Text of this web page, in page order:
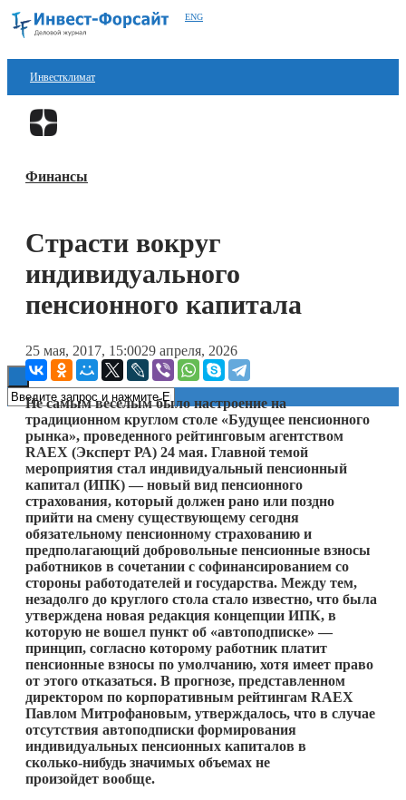
ENG
Инвестклимат
Финансы
Блокчейн
Технологии
Финансы
Страсти вокруг
индивидуального
пенсионного капитала
25 мая, 2017, 15:0029 апреля, 2026
Не самым веселым было настроение на
традиционном круглом столе «Будущее пенсионного
рынка», проведенного рейтинговым агентством
RAEX (Эксперт РА) 24 мая. Главной темой
мероприятия стал индивидуальный пенсионный
капитал (ИПК) — новый вид пенсионного
страхования, который должен рано или поздно
прийти на смену существующему сегодня
обязательному пенсионному страхованию и
предполагающий добровольные пенсионные взносы
работников в сочетании с софинансированием со
стороны работодателей и государства. Между тем,
незадолго до круглого стола стало известно, что была
утверждена новая редакция концепции ИПК, в
которую не вошел пункт об «автоподписке» —
принцип, согласно которому работник платит
пенсионные взносы по умолчанию, хотя имеет право
от этого отказаться. В прогнозе, представленном
директором по корпоративным рейтингам RAEX
Павлом Митрофановым, утверждалось, что в случае
отсутствия автоподписки формирования
индивидуальных пенсионных капиталов в
сколько-нибудь значимых объемах не
произойдет вообще.